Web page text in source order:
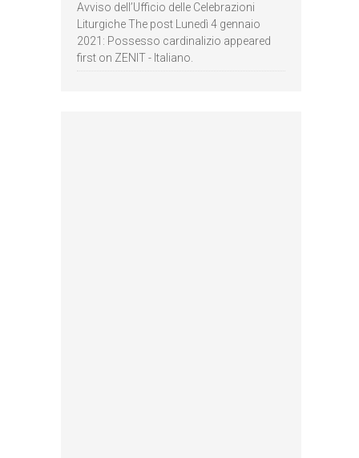
Avviso dell’Ufficio delle Celebrazioni
Liturgiche The post Lunedì 4 gennaio
2021: Possesso cardinalizio appeared
first on ZENIT - Italiano.